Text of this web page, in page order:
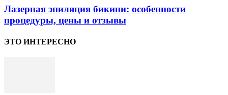
Лазерная эпиляция бикини: особенности
процедуры, цены и отзывы
ЭТО ИНТЕРЕСНО